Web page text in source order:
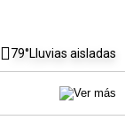
79°Lluvias aisladas